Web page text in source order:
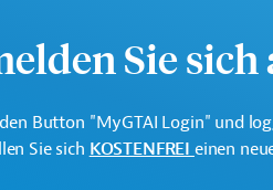
Sie
Button "MyGTAI Login" und
Sie sich KOSTENFREI einen